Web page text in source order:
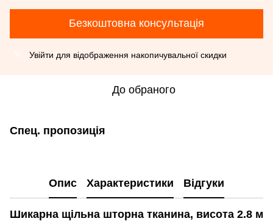
Безкоштовна консультація
Увійти для відображення накопичувальної скидки
До обраного
Спец. пропозиція
Опис Характеристики Відгуки
Шикарна щільна шторна тканина, висота 2.8 м